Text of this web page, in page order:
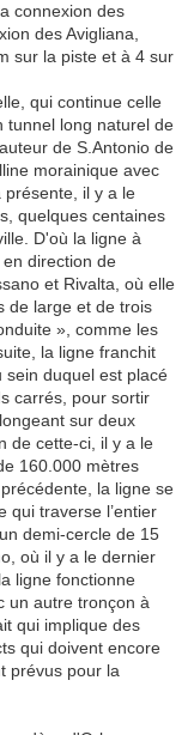
connexion des
des Avigliana,
sur la piste et à 4 sur
qui continue celle
tunnel long naturel de
de S.Antonio de
morainique avec
présente, il y a le
quelques centaines
D'où la ligne à
direction de
et Rivalta, où elle
de large et de trois
», comme les
la ligne franchit
sein duquel est placé
carrés, pour sortir
sur deux
de cette-ci, il y a le
160.000 mètres
la ligne se
qui traverse l’entier
demi-cercle de 15
où il y a le dernier
ligne fonctionne
un autre tronçon à
qui implique des
qui doivent encore
prévus pour la